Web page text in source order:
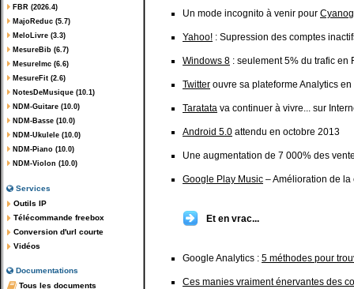
FBR (2026.4)
MajoReduc (5.7)
MeloLivre (3.3)
MesureBib (6.7)
MesureImc (6.6)
MesureFit (2.6)
NotesDeMusique (10.1)
NDM-Guitare (10.0)
NDM-Basse (10.0)
NDM-Ukulele (10.0)
NDM-Piano (10.0)
NDM-Violon (10.0)
Services
Outils IP
Télécommande freebox
Conversion d'url courte
Vidéos
Documentations
Tous les documents
Un mode incognito à venir pour
Yahoo! : Supression des comptes
Windows 8 : seulement 5% du trafic en
Twitter ouvre sa plateforme Analytics
Taratata va continuer à vivre... sur
Android 5.0 attendu en octobre 2013
Une augmentation de 7 000% des
Google Play Music – Amélioration de
Et en vrac...
Google Analytics : 5 méthodes pour
Ces manies vraiment énervantes des